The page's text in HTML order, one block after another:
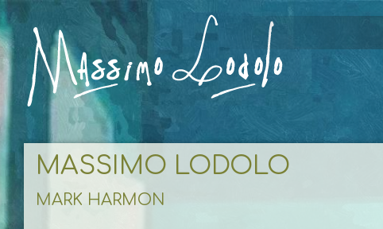
MASSIMO LODOLO
MARK HARMON